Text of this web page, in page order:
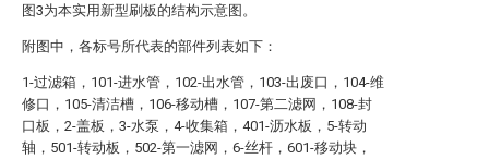
图3为本实用新型刷板的结构示意图。
附图中，各标号所代表的部件列表如下：
1-过滤箱，101-进水管，102-出水管，103-出废口，104-维
修口，105-清洁槽，106-移动槽，107-第二滤网，108-封
口板，2-盖板，3-水泵，4-收集箱，401-沥水板，5-转动
轴，501-转动板，502-第一滤网，6-丝杆，601-移动块，